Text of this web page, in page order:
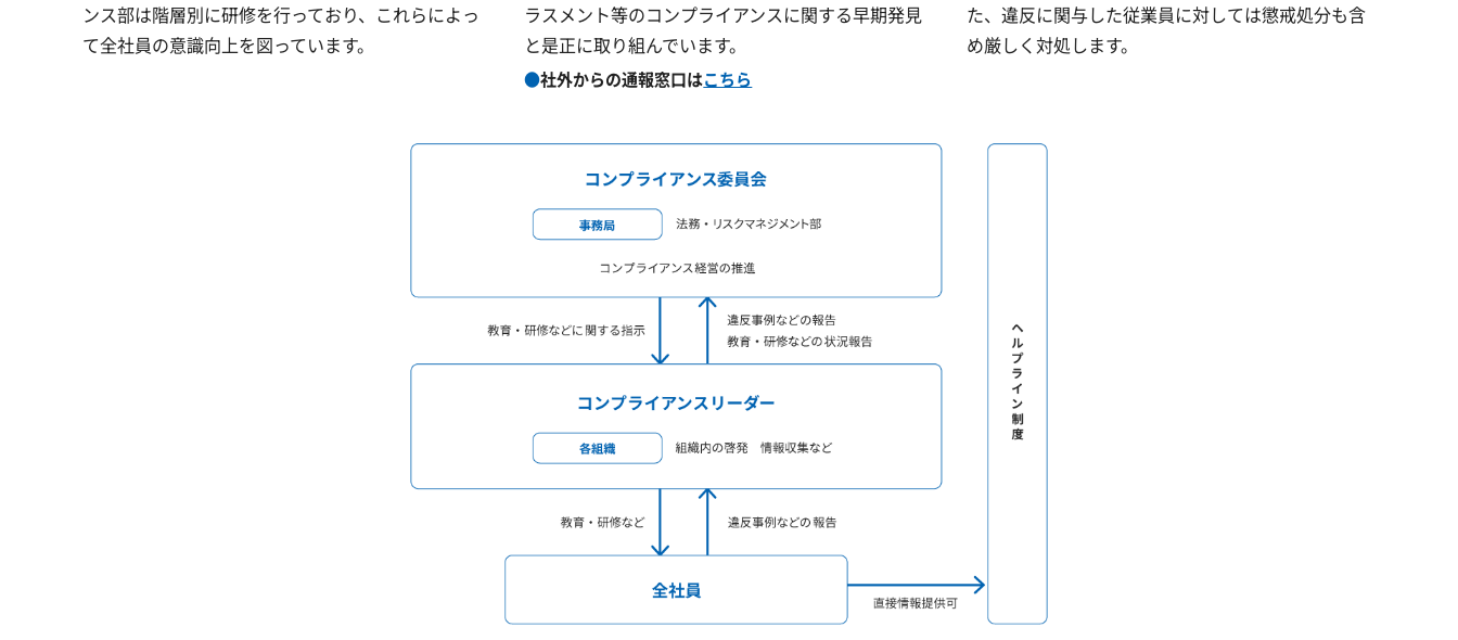
ンス部は階層別に研修を行っており、これらによっ
て全社員の意識向上を図っています。
ラスメント等のコンプライアンスに関する早期発見
と是正に取り組んでいます。
●社外からの通報窓口はこちら
た、違反に関与した従業員に対しては懲戒処分も含
め厳しく対処します。